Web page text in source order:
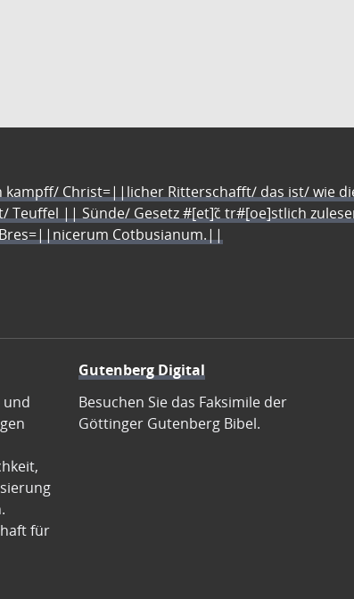
Christ=||licher Ritterschafft/ das ist/ wie
|| Sünde/ Gesetz #[et]c̃ tr#[oe]stlich
Cotbusianum.||
und
für
Gutenberg Digital
Besuchen Sie das Faksimile der
Göttinger Gutenberg Bibel.